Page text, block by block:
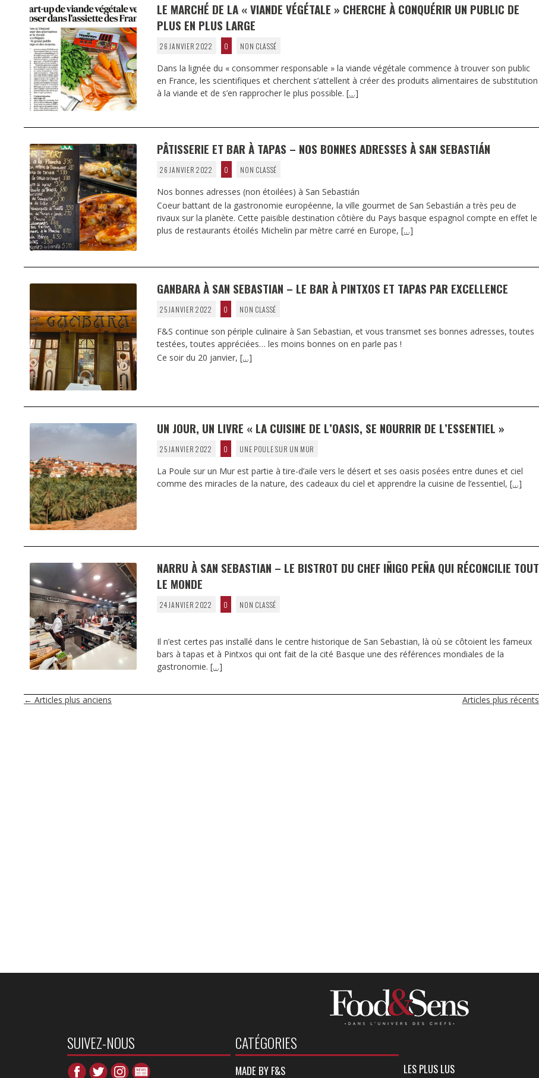
LE MARCHÉ DE LA « VIANDE VÉGÉTALE » CHERCHE À CONQUÉRIR UN PUBLIC DE
PLUS EN PLUS LARGE
26 JANVIER 2022 0 NON CLASSÉ
Dans la lignée du « consommer responsable » la viande végétale commence à trouver son public
en France, les scientifiques et cherchent s’attellent à créer des produits alimentaires de substitution
à la viande et de s’en rapprocher le plus possible. […]
PÂTISSERIE ET BAR À TAPAS – NOS BONNES ADRESSES À SAN SEBASTIÁN
26 JANVIER 2022 0 NON CLASSÉ
Nos bonnes adresses (non étoilées) à San Sebastián
Coeur battant de la gastronomie européenne, la ville gourmet de San Sebastián a très peu de
rivaux sur la planète. Cette paisible destination côtière du Pays basque espagnol compte en effet le
plus de restaurants étoilés Michelin par mètre carré en Europe, […]
GANBARA À SAN SEBASTIAN – LE BAR À PINTXOS ET TAPAS PAR EXCELLENCE
25 JANVIER 2022 0 NON CLASSÉ
F&S continue son périple culinaire à San Sebastian, et vous transmet ses bonnes adresses, toutes
testées, toutes appréciées… les moins bonnes on en parle pas !
Ce soir du 20 janvier, […]
UN JOUR, UN LIVRE « LA CUISINE DE L’OASIS, SE NOURRIR DE L’ESSENTIEL »
25 JANVIER 2022 0 UNE POULE SUR UN MUR
La Poule sur un Mur est partie à tire-d’aile vers le désert et ses oasis posées entre dunes et ciel
comme des miracles de la nature, des cadeaux du ciel et apprendre la cuisine de l’essentiel, […]
NARRU À SAN SEBASTIAN – LE BISTROT DU CHEF IÑIGO PEÑA QUI RÉCONCILIE TOUT
LE MONDE
24 JANVIER 2022 0 NON CLASSÉ
Il n’est certes pas installé dans le centre historique de San Sebastian, là où se côtoient les fameux
bars à tapas et à Pintxos qui ont fait de la cité Basque une des références mondiales de la
gastronomie. […]
NAVIGATION
DES
← Articles plus anciens Articles plus récents
SUIVEZ-NOUS CATÉGORIES
MADE BY F&S LES PLUS LUS